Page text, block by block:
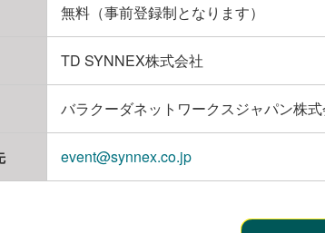
無料（事前登録制となります）
TD SYNNEX株式会社
バラクーダネットワークスジャパン株
event@synnex.co.jp